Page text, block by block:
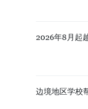
2026年8月起
边境地区学校